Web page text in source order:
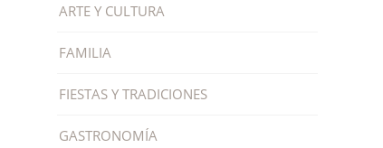
ARTE Y CULTURA
FAMILIA
FIESTAS Y TRADICIONES
GASTRONOMÍA